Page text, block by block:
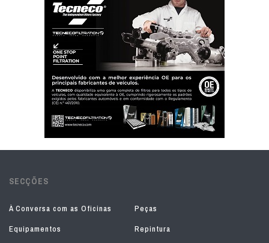
SECÇÕES
À Conversa com as Oficinas
Peças
Equipamentos
Repintura